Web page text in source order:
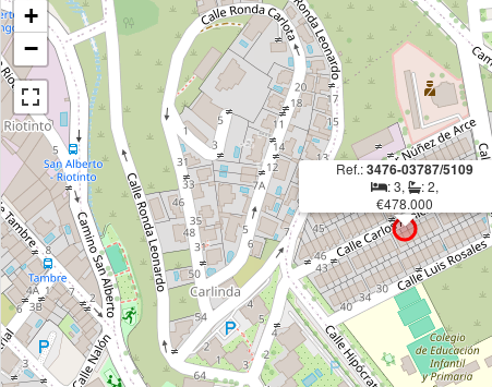
Ref.:3476-03787/5109
: 3,
: 2,
€478.000
+
−